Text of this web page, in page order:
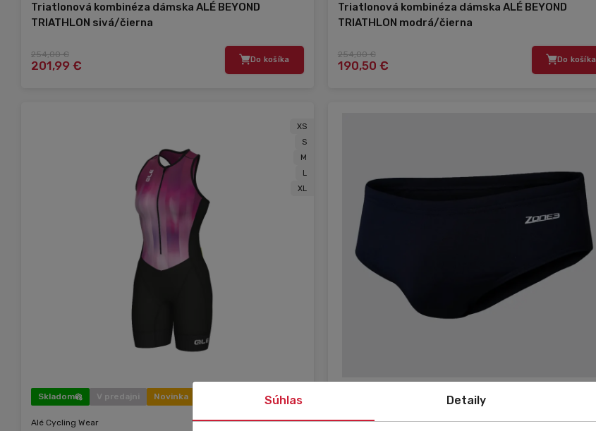
Triatlonová kombinéza dámska ALÉ BEYOND
TRIATHLON sivá/čierna
254,00 €
201,99 € Do košíka
Triatlonová kombinéza dámska ALÉ BEYOND
TRIATHLON modrá/čierna
254,00 €
190,50 € Do košíka
XS
S
M
L
XL
Skladom V predajni Novinka
Alé Cycling Wear Zone 3
Súhlas Detaily